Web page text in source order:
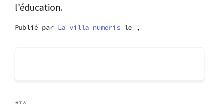
l’éducation.
Publié par La villa numeris le ,